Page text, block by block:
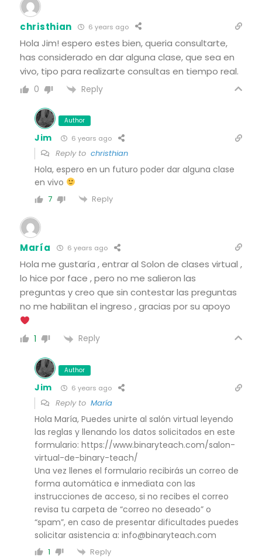
christhian 6 years ago
Hola Jim! espero estes bien, queria consultarte,
has considerado en dar alguna clase, que sea en
vivo, tipo para realizarte consultas en tiempo real.
0 Reply
Author
Jim 6 years ago
Reply to christhian
Hola, espero en un futuro poder dar alguna clase
en vivo
7 Reply
María 6 years ago
Hola me gustaría , entrar al Solon de clases virtual ,
lo hice por face , pero no me salieron las
preguntas y creo que sin contestar las preguntas
no me habilitan el ingreso , gracias por su apoyo
1 Reply
Author
Jim 6 years ago
Reply to María
Hola María, Puedes unirte al salón virtual leyendo
las reglas y llenando los datos solicitados en este
formulario: https://www.binaryteach.com/salon-
virtual-de-binary-teach/
Una vez llenes el formulario recibirás un correo de
forma automática e inmediata con las
instrucciones de acceso, si no recibes el correo
revisa tu carpeta de “correo no deseado” o
“spam”, en caso de presentar dificultades puedes
solicitar asistencia a: info@binaryteach.com
1 Reply